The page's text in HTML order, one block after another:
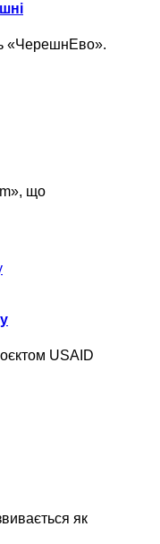
«ЧерешнЕво».
що
USAID
як